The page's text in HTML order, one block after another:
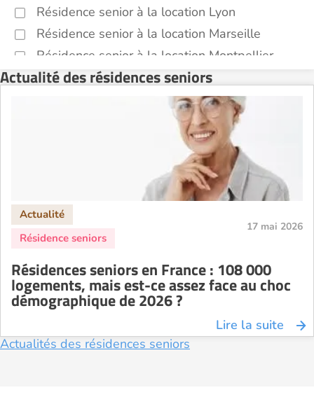
Résidence senior à la location Lyon
Résidence senior à la location Marseille
Résidence senior à la location Montpellier
Résidence senior à la location Montélimar
Résidence senior à la location Nantes
Résidence senior à la location Nîmes
Résidence senior à la location Orléans
Résidence senior à la location Perpignan
Résidence senior à la location Reims
Résidence senior à la location Rennes
Résidence senior à la location Strasbourg
Recherche par ville
Actualité des résidences seniors
17 mai 2026
Résidences seniors en France : 108 000
logements, mais est-ce assez face au choc
démographique de 2026 ?
Lire la suite
Actualités des résidences seniors